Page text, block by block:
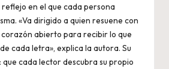
en el que cada persona
«Va dirigido a quien resuene con
corazón abierto para recibir lo que
cada letra», explica la autora. Su
cada lector descubra su propio